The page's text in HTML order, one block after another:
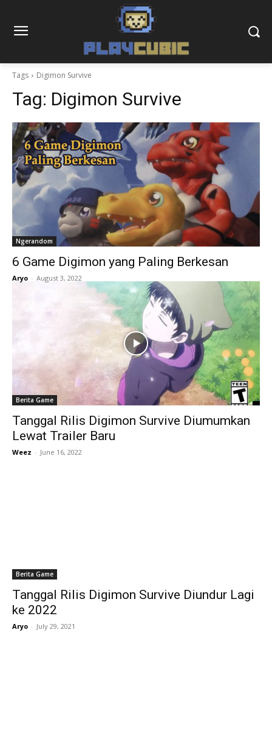
Tags Digimon Survive
Tag: Digimon Survive
Ngerandom
6 Game Digimon yang Paling Berkesan
Aryo - August 3, 2022
Berita Game
Tanggal Rilis Digimon Survive Diumumkan
Lewat Trailer Baru
Weez - June 16, 2022
Berita Game
Tanggal Rilis Digimon Survive Diundur Lagi
ke 2022
Aryo - July 29, 2021